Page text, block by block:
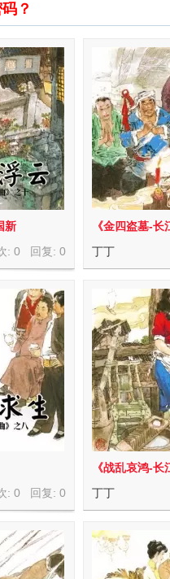
？
新
: 0 回复: 0
《金四盗墓-
丁丁
: 0 回复: 0
《战乱哀鸿-
丁丁